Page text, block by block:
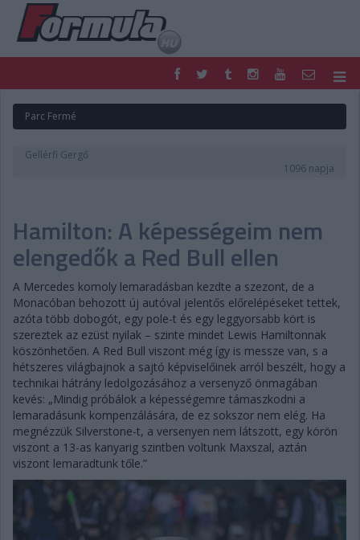
FORMULA
MOTOR
NEMZETKÖZI
DIGITÁLIS MAGAZIN
PONTÁLLÁSOK
VERSENYNAPTÁRAK
Parc Fermé
Gellérfi Gergő
1096 napja
Hamilton: A képességeim nem
elengedők a Red Bull ellen
A Mercedes komoly lemaradásban kezdte a szezont, de a
Monacóban behozott új autóval jelentős előrelépéseket tettek,
azóta több dobogót, egy pole-t és egy leggyorsabb kört is
szereztek az ezüst nyilak – szinte mindet Lewis Hamiltonnak
köszönhetően. A Red Bull viszont még így is messze van, s a
hétszeres világbajnok a sajtó képviselőinek arról beszélt, hogy a
technikai hátrány ledolgozásához a versenyző önmagában
kevés: „Mindig próbálok a képességemre támaszkodni a
lemaradásunk kompenzálására, de ez sokszor nem elég. Ha
megnézzük Silverstone-t, a versenyen nem látszott, egy körön
viszont a 13-as kanyarig szintben voltunk Maxszal, aztán
viszont lemaradtunk tőle.”